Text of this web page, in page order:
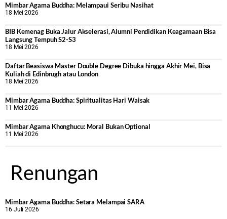
Mimbar Agama Buddha: Melampaui Seribu Nasihat
18 Mei 2026
BIB Kemenag Buka Jalur Akselerasi, Alumni Pendidikan Keagamaan Bisa
Langsung Tempuh S2-S3
18 Mei 2026
Daftar Beasiswa Master Double Degree Dibuka hingga Akhir Mei, Bisa
Kuliah di Edinbrugh atau London
18 Mei 2026
Mimbar Agama Buddha: Spiritualitas Hari Waisak
11 Mei 2026
Mimbar Agama Khonghucu: Moral Bukan Optional
11 Mei 2026
Renungan
Mimbar Agama Buddha: Setara Melampai SARA
16 Juli 2026